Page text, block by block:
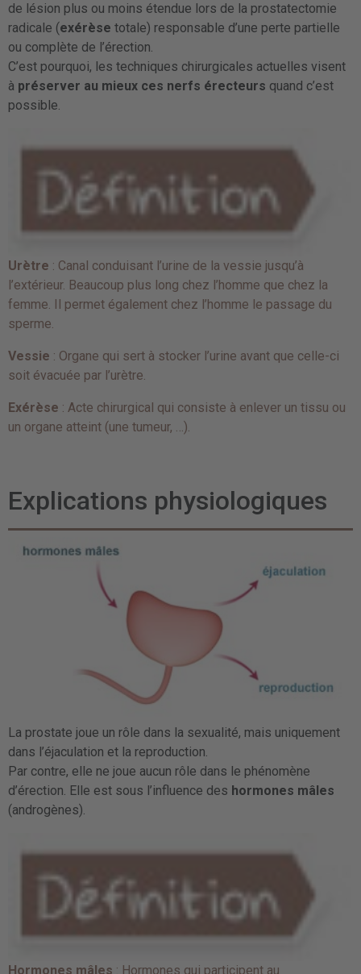
de lésion plus ou moins étendue lors de la prostatectomie
radicale (exérèse totale) responsable d’une perte partielle
ou complète de l’érection.
C’est pourquoi, les techniques chirurgicales actuelles visent
à préserver au mieux ces nerfs érecteurs quand c’est
possible.
Urètre : Canal conduisant l’urine de la vessie jusqu’à
l’extérieur. Beaucoup plus long chez l’homme que chez la
femme. Il permet également chez l’homme le passage du
sperme.
Vessie : Organe qui sert à stocker l’urine avant que celle-ci
soit évacuée par l’urètre.
Exérèse : Acte chirurgical qui consiste à enlever un tissu ou
un organe atteint (une tumeur, …).
Explications physiologiques
La prostate joue un rôle dans la sexualité, mais uniquement
dans l’éjaculation et la reproduction.
Par contre, elle ne joue aucun rôle dans le phénomène
d’érection. Elle est sous l’influence des hormones mâles
(androgènes).
Hormones mâles : Hormones qui participent au